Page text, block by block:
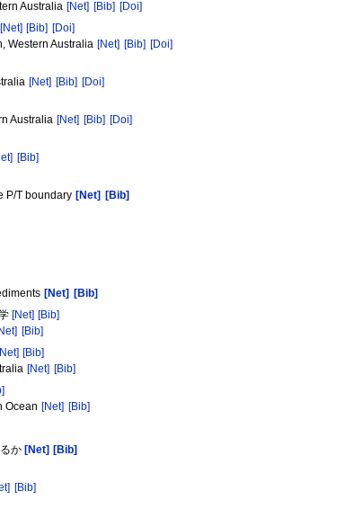
Australia [Net] [Bib] [Doi]
[Net] [Bib] [Doi]
Western Australia [Net] [Bib] [Doi]
[Net] [Bib] [Doi]
Australia [Net] [Bib] [Doi]
[Bib]
P/T boundary [Net]
[Bib]
[Net] [Bib]
[Net] [Bib]
[Bib]
[Bib]
[Net] [Bib]
Ocean [Net] [Bib]
るか[Net] [Bib]
[Bib]